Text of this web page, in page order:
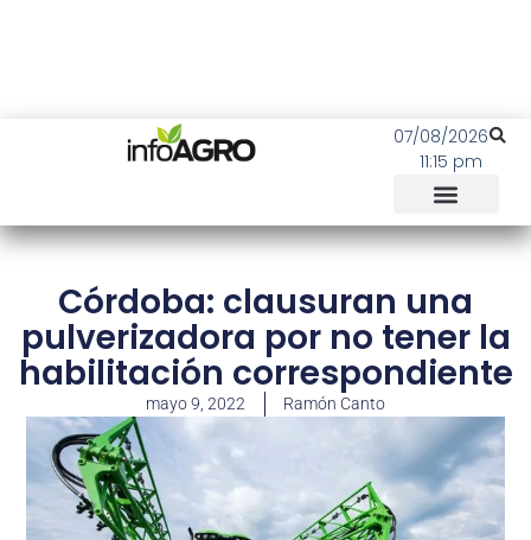
07/08/2026
11:15 pm
Córdoba: clausuran una
pulverizadora por no tener la
habilitación correspondiente
mayo 9, 2022 Ramón Canto